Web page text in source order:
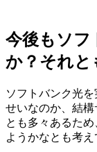
今後もソフ
か？それと
ソフトバンク光
せいなのか、結
とも多々あるた
ようかなとも考え